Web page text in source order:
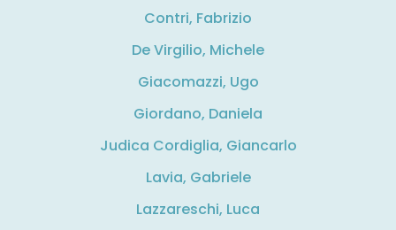
Contri, Fabrizio
De Virgilio, Michele
Giacomazzi, Ugo
Giordano, Daniela
Judica Cordiglia, Giancarlo
Lavia, Gabriele
Lazzareschi, Luca